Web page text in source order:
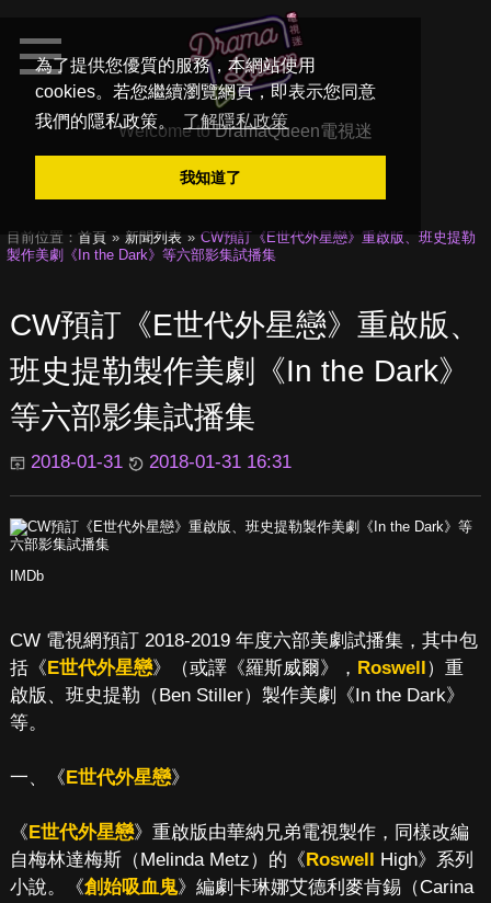
為了提供您優質的服務，本網站使用
cookies。若您繼續瀏覽網頁，即表示您同意
我們的隱私政策。
了解隱私政策
我知道了
Welcome toDramaQueen電視迷
目前位置： 首頁 新聞列表
CW預訂《E世代外星戀》重啟版、班史提勒
製作美劇《In the Dark》等六部影集試播集
CW預訂《E世代外星戀》重啟版、
班史提勒製作美劇《In the Dark》
等六部影集試播集
2018-01-31 2018-01-31 16:31
IMDb
CW 電視網預訂 2018-2019 年度六部美劇試播集，其中包
括《E世代外星戀》（或譯《羅斯威爾》， Roswell）重
啟版、班史提勒（Ben Stiller）製作美劇《In the Dark》
等。
一、《E世代外星戀》
《E世代外星戀》重啟版由華納兄弟電視製作，同樣改編
自梅林達梅斯（Melinda Metz）的《Roswell High》系列
小說。《創始吸血鬼》編劇卡琳娜艾德利麥肯錫（Carina